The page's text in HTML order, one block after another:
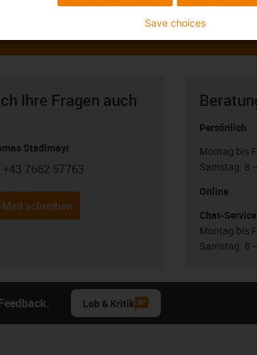
Ihre Fragen auch
Stadlmayr
icon-phone
+43 7662 57763
Mail schreiben
Persönlich
Montag bis
Samstag: 8
Online
Chat-Service
Montag bis
Samstag: 8
Lob & Kritik
Save choices